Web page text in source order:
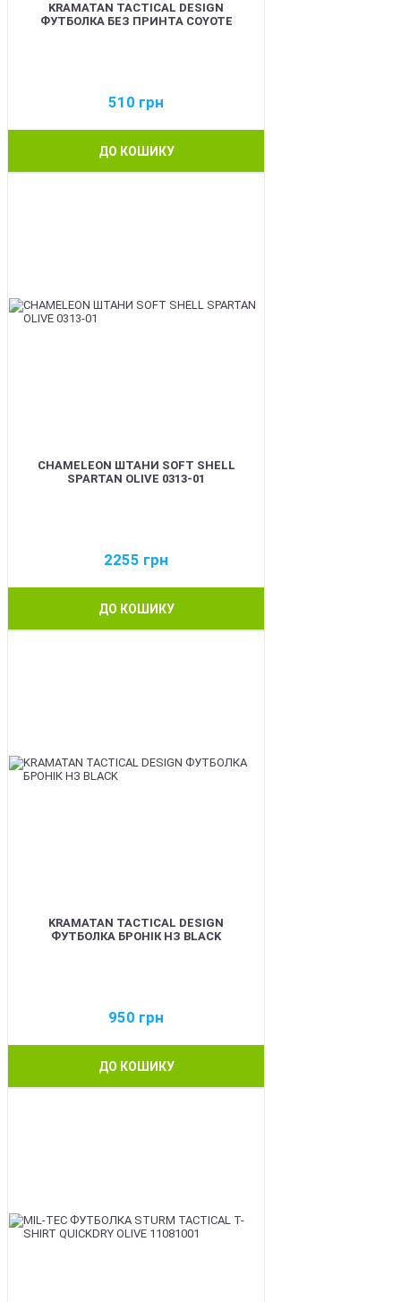
KRAMATAN TACTICAL DESIGN
ФУТБОЛКА БЕЗ ПРИНТА COYOTE
510 грн
ДО КОШИКУ
CHAMELEON ШТАНИ SOFT SHELL
SPARTAN OLIVE 0313-01
2255 грн
ДО КОШИКУ
KRAMATAN TACTICAL DESIGN
ФУТБОЛКА БРОНІК НЗ BLACK
950 грн
ДО КОШИКУ